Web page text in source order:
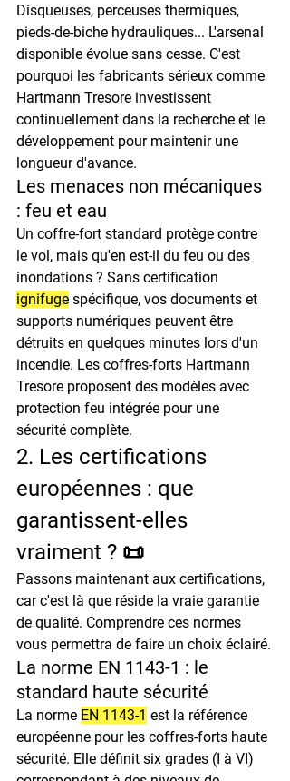
Disqueuses, perceuses thermiques,
pieds-de-biche hydrauliques... L'arsenal
disponible évolue sans cesse. C'est
pourquoi les fabricants sérieux comme
Hartmann Tresore investissent
continuellement dans la recherche et le
développement pour maintenir une
longueur d'avance.
Les menaces non mécaniques
: feu et eau
Un coffre-fort standard protège contre
le vol, mais qu'en est-il du feu ou des
inondations ? Sans certification
ignifuge spécifique, vos documents et
supports numériques peuvent être
détruits en quelques minutes lors d'un
incendie. Les coffres-forts Hartmann
Tresore proposent des modèles avec
protection feu intégrée pour une
sécurité complète.
2. Les certifications
européennes : que
garantissent-elles
vraiment ? 📜
Passons maintenant aux certifications,
car c'est là que réside la vraie garantie
de qualité. Comprendre ces normes
vous permettra de faire un choix éclairé.
La norme EN 1143-1 : le
standard haute sécurité
La norme EN 1143-1 est la référence
européenne pour les coffres-forts haute
sécurité. Elle définit six grades (I à VI)